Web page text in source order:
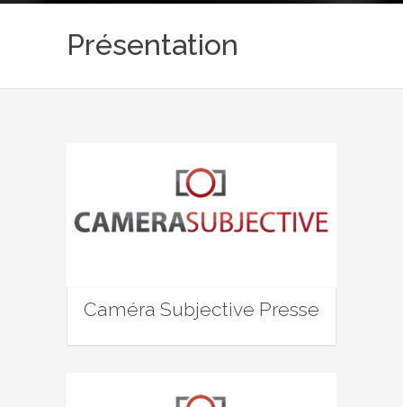
Présentation
Caméra Subjective Presse